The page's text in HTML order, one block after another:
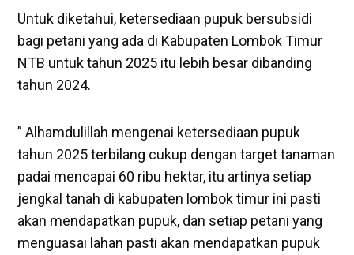
Untuk diketahui, ketersediaan pupuk bersubsidi
bagi petani yang ada di Kabupaten Lombok Timur
NTB untuk tahun 2025 itu lebih besar dibanding
tahun 2024.
” Alhamdulillah mengenai ketersediaan pupuk
tahun 2025 terbilang cukup dengan target tanaman
padai mencapai 60 ribu hektar, itu artinya setiap
jengkal tanah di kabupaten lombok timur ini pasti
akan mendapatkan pupuk, dan setiap petani yang
menguasai lahan pasti akan mendapatkan pupuk